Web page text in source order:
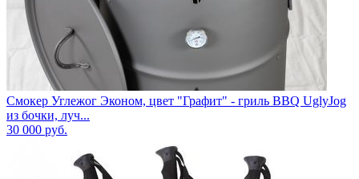
Смокер Углежог Эконом, цвет "Графит" - гриль BBQ UglyJog
из бочки, луч...
30 000 руб.